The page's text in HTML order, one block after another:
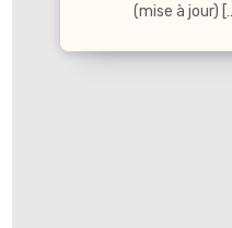
(mise à jour)